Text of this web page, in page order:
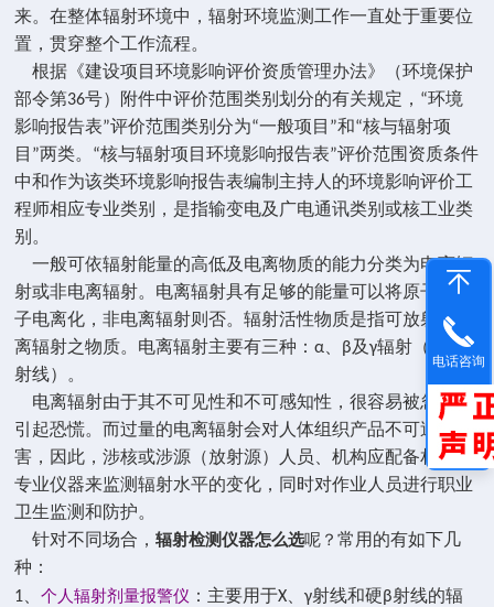
来。在整体辐射环境中，辐射环境监测工作一直处于重要位
置，贯穿整个工作流程。
根据《建设项目环境影响评价资质管理办法》（环境保护
部令第36号）附件中评价范围类别划分的有关规定，“环境
影响报告表”评价范围类别分为“一般项目”和“核与辐射项
目”两类。“核与辐射项目环境影响报告表”评价范围资质条件
中和作为该类环境影响报告表编制主持人的环境影响评价工
程师相应专业类别，是指输变电及广电通讯类别或核工业类
别。
一般可依辐射能量的高低及电离物质的能力分类为电离辐
射或非电离辐射。电离辐射具有足够的能量可以将原子或分
子电离化，非电离辐射则否。辐射活性物质是指可放射出电
离辐射之物质。电离辐射主要有三种：α、β及γ辐射（或称
射线）。
电离辐射由于其不可见性和不可感知性，很容易被忽视或
引起恐慌。而过量的电离辐射会对人体组织产品不可逆的伤
害，因此，涉核或涉源（放射源）人员、机构应配备相应的
专业仪器来监测辐射水平的变化，同时对作业人员进行职业
卫生监测和防护。
针对不同场合，辐射检测仪器怎么选呢？常用的有如下几
种：
1、个人辐射剂量报警仪 ：主要用于X、γ射线和硬β射线的辐
电话咨询